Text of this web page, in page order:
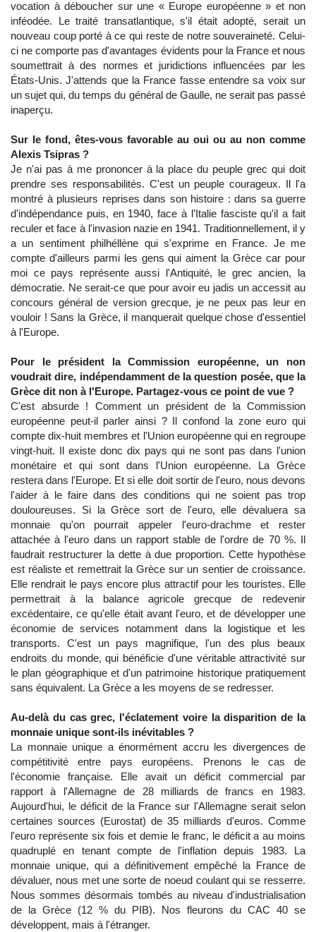
vocation à déboucher sur une « Europe européenne » et non
inféodée. Le traité transatlantique, s'il était adopté, serait un
nouveau coup porté à ce qui reste de notre souveraineté. Celui-
ci ne comporte pas d'avantages évidents pour la France et nous
soumettrait à des normes et juridictions influencées par les
États-Unis. J'attends que la France fasse entendre sa voix sur
un sujet qui, du temps du général de Gaulle, ne serait pas passé
inaperçu.
Sur le fond, êtes-vous favorable au oui ou au non comme
Alexis Tsipras ?
Je n'ai pas à me prononcer à la place du peuple grec qui doit
prendre ses responsabilités. C'est un peuple courageux. Il l'a
montré à plusieurs reprises dans son histoire : dans sa guerre
d'indépendance puis, en 1940, face à l'Italie fasciste qu'il a fait
reculer et face à l'invasion nazie en 1941. Traditionnellement, il y
a un sentiment philhéllène qui s'exprime en France. Je me
compte d'ailleurs parmi les gens qui aiment la Grèce car pour
moi ce pays représente aussi l'Antiquité, le grec ancien, la
démocratie. Ne serait-ce que pour avoir eu jadis un accessit au
concours général de version grecque, je ne peux pas leur en
vouloir ! Sans la Grèce, il manquerait quelque chose d'essentiel
à l'Europe.
Pour le président la Commission européenne, un non
voudrait dire, indépendamment de la question posée, que la
Grèce dit non à l'Europe. Partagez-vous ce point de vue ?
C'est absurde ! Comment un président de la Commission
européenne peut-il parler ainsi ? Il confond la zone euro qui
compte dix-huit membres et l'Union européenne qui en regroupe
vingt-huit. Il existe donc dix pays qui ne sont pas dans l'union
monétaire et qui sont dans l'Union européenne. La Grèce
restera dans l'Europe. Et si elle doit sortir de l'euro, nous devons
l'aider à le faire dans des conditions qui ne soient pas trop
douloureuses. Si la Grèce sort de l'euro, elle dévaluera sa
monnaie qu'on pourrait appeler l'euro-drachme et rester
attachée à l'euro dans un rapport stable de l'ordre de 70 %. Il
faudrait restructurer la dette à due proportion. Cette hypothèse
est réaliste et remettrait la Grèce sur un sentier de croissance.
Elle rendrait le pays encore plus attractif pour les touristes. Elle
permettrait à la balance agricole grecque de redevenir
excédentaire, ce qu'elle était avant l'euro, et de développer une
économie de services notamment dans la logistique et les
transports. C'est un pays magnifique, l'un des plus beaux
endroits du monde, qui bénéficie d'une véritable attractivité sur
le plan géographique et d'un patrimoine historique pratiquement
sans équivalent. La Grèce a les moyens de se redresser.
Au-delà du cas grec, l'éclatement voire la disparition de la
monnaie unique sont-ils inévitables ?
La monnaie unique a énormément accru les divergences de
compétitivité entre pays européens. Prenons le cas de
l'économie française. Elle avait un déficit commercial par
rapport à l'Allemagne de 28 milliards de francs en 1983.
Aujourd'hui, le déficit de la France sur l'Allemagne serait selon
certaines sources (Eurostat) de 35 milliards d'euros. Comme
l'euro représente six fois et demie le franc, le déficit a au moins
quadruplé en tenant compte de l'inflation depuis 1983. La
monnaie unique, qui a définitivement empêché la France de
dévaluer, nous met une sorte de noeud coulant qui se resserre.
Nous sommes désormais tombés au niveau d'industrialisation
de la Grèce (12 % du PIB). Nos fleurons du CAC 40 se
développent, mais à l'étranger.